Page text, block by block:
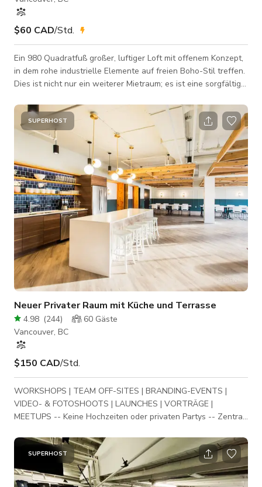
$60 CAD/Std.
Ein 980 Quadratfuß großer, luftiger Loft mit offenem Konzept,
in dem rohe industrielle Elemente auf freien Boho-Stil treffen.
Dies ist nicht nur ein weiterer Mietraum; es ist eine sorgfältig
inspirieren, zu erden und alles zu erhöhen, was Sie
erschaffen. Der Raum Betreten Sie einen hellen,
inspirierenden Loft mit hohen Holzträgerdecken, polierten
Betonböden und großen Fenstern mit Blick auf das historische
Gastown. Lebende Pflan
SUPERHOST
Neuer Privater Raum mit Küche und Terrasse
4.98 (244) 60 Gäste
Vancouver, BC
$150 CAD/Std.
WORKSHOPS | TEAM OFF-SITES | BRANDING-EVENTS |
VIDEO- & FOTOSHOOTS | LAUNCHES | VORTRÄGE |
MEETUPS -- Keine Hochzeiten oder privaten Partys -- Zentral
unser brandneuer multifunktionaler, eigenständiger Raum ein
modernes Design mit kompletter Küche, Lounge-Bereich und
Terrasse. Gestalten Sie diesen Raum nach Ihren Wünschen
mit flexiblen Tischen und Sitzgelegenheiten, einer großen
SUPERHOST